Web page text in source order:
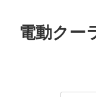
電動クー
排出口